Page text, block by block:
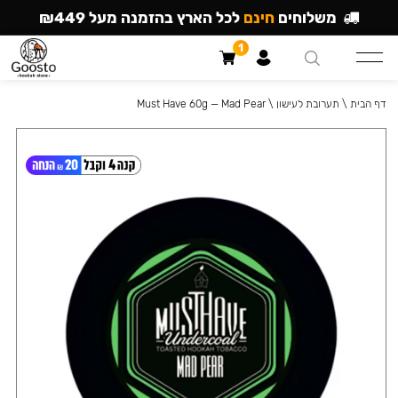
דף הבית \ תערובת לעישון \
Must Have 60g — Mad Pear
משלוחים חינם לכל הארץ בהזמנה מעל ₪449
1